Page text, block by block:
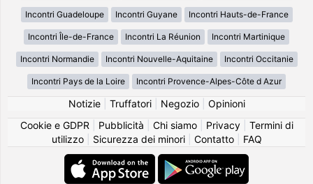
Incontri Guadeloupe Incontri Guyane Incontri Hauts-de-France
Incontri Île-de-France Incontri La Réunion Incontri Martinique
Incontri Normandie Incontri Nouvelle-Aquitaine Incontri Occitanie
Incontri Pays de la Loire Incontri Provence-Alpes-Côte d Azur
Notizie| Truffatori| Negozio| Opinioni
Cookie e GDPR
Pubblicità Chi siamo| Privacy| Termini di
utilizzo| Sicurezza dei minori| Contatto| FAQ